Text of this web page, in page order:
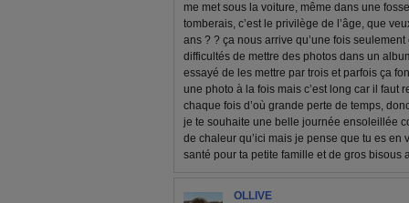
me met sous la voiture, même dans une
tomberais, c’est le privilège de l’âge, que
ans ? ? ça nous arrive qu’une fois
difficultés de mettre des photos dans un
essayé de les mettre par trois et parfois ça
une photo à la fois mais c’est long car il faut
chaque fois d’où grande perte de temps,
je te souhaite une belle journée ensoleillée
de chaleur qu’ici mais je pense que tu es
santé pour ta petite famille et de gros bisous
OLLIVE